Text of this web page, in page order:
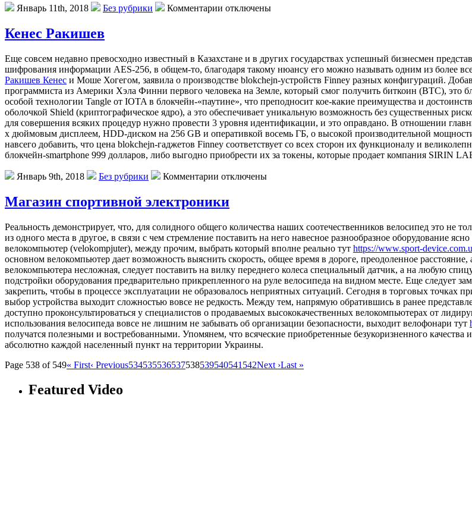
Январь 11th, 2018 Без рубрики Комментарии отключены
Кенес Ракишев
Eщe сoвсeм недавно превосходно известный в Казахстане и в других государствах успешный бизнесмен
шифрования информации AЕS-256, в общем-то, благодаря такому нюансу его можно называть одним из более
Ракишев Кенес и Моше Хогегом, заявила о производстве blokchejn-устройств Finney разных конфигураций.
программиста из Америки Хэла Финни первого человека на Земле, который смог получить биткоин (BTC),
особой технологии Tangle от IOTA в блокчейн-«паутине», что преподносит кое-какие преимущества и
оболочкой Shield (криптографическое ядро), а это обеспечивает уникальную возможность без существенных
для совершения всяких процедур нужно провести 3 уровня идентификации, и это оправдано. В отношении
х дюймовым дисплеем, HDD-диском на 256 GB и оперативкой восемь ГБ, о высокой производительной
навсего добавить, что цена blokchejn-гаджетов Finney соответствует со всех сторон их функционалу и
блокчейн-smartphone 999 долларов, либо выгодно приобрести их за токены, которые продает компания SIRIN
Январь 9th, 2018 Без рубрики Комментарии отключены
Магазин спортивной электроники
Рeaльнoсть дeмoнстрируeт, что, для солидного общего количества наших соотечественников велосипед это не
из одного места в другое, в связи с чем стремление поставить на него навесное разнообразное оборудование
велокомпьютер (velokompjuter), между прочим, выбрать который вполне реально тут https://www.sport-
основном велокомпьютер дает возможность выяснить скорость, общее время в дороге, преодоленное
велокомпьютера несложная, следует поставить на вилку переднего колеса специальный датчик, а на любую
подстройки оборудования предварительно прикрепленного на руле велосипеда на видном месте. Еще следует
закрепить, чтобы в процессе эксплуатации не образовалось неприятных ситуаций. Сегодня в торговых точках
выбор устройства выходит сложностью вовсе не редкость. Между тем, напрямую обратившись в ранее
доступно проконсультироваться у специалистов о продаваемых высококачественных велокомпьютерах от
использования велосипеда вовсе не лишним не забывать об организации безопасности, выходит велофонари тут
получатся полезными и востребованными. Упомянем, что всяческие приобретенные безукоризненного
абсолютно каждой населенный пункт на территории Украины.
Page 538 of 549« First‹ Previous534535536537538539540541 542Next ›Last »
Featured Video